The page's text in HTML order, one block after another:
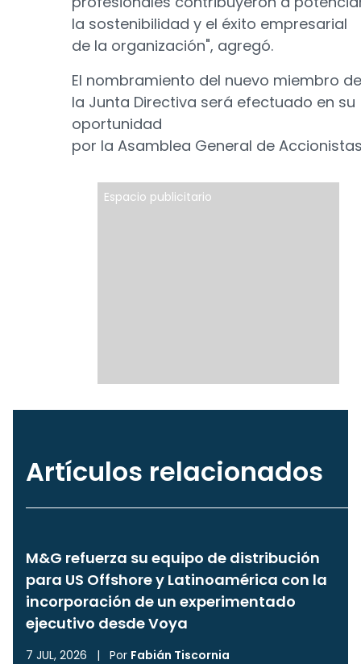
la sostenibilidad y el éxito empresarial
de la organización", agregó.
El nombramiento del nuevo miembro de
la Junta Directiva será efectuado en su
oportunidad
por la Asamblea General de
Espacio publicitario
Artículos relacionados
M&G refuerza su equipo de distribución
para US Offshore y Latinoamérica con la
incorporación de un experimentado
ejecutivo desde Voya
7 JUL, 2026 | Por Fabián Tiscornia